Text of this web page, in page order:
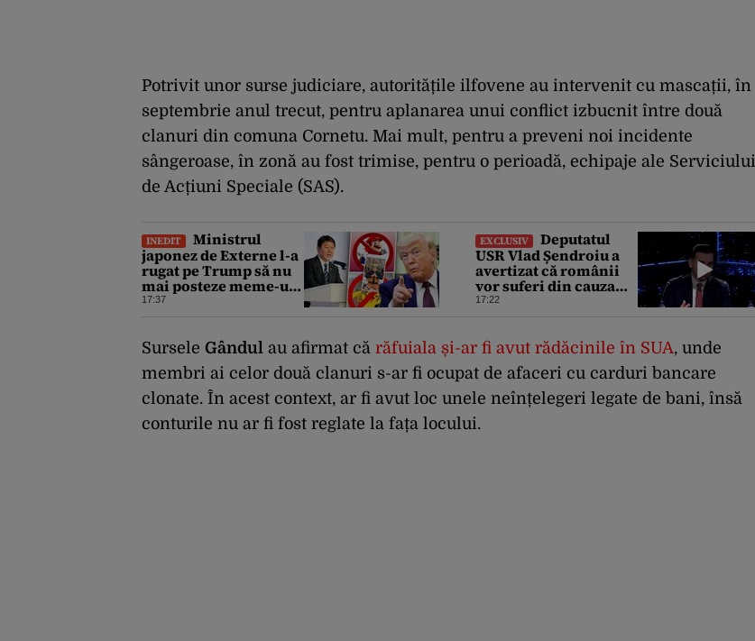
Potrivit unor surse judiciare, autoritățile ilfovene au intervenit cu mascații, în
septembrie anul trecut, pentru aplanarea unui conflict izbucnit între două
clanuri din comuna Cornetu. Mai mult, pentru a preveni noi incidente
sângeroase, în zonă au fost trimise, pentru o perioadă, echipaje ale Serviciului
de Acțiuni Speciale (SAS).
INEDIT
Ministrul
japonez de Externe l-a
rugat pe Trump să nu
mai posteze meme-uri
cu personaje din
social-media
17:37
EXCLUSIV
Deputatul
USR Vlad Șendroiu a
avertizat că românii
vor suferi din cauza
energiei mai scumpe.
crește prețurile”
17:22
Sursele Gândul au afirmat că răfuiala și-ar fi avut rădăcinile în SUA, unde
membri ai celor două clanuri s-ar fi ocupat de afaceri cu carduri bancare
clonate. În acest context, ar fi avut loc unele neînțelegeri legate de bani, însă
conturile nu ar fi fost reglate la fața locului.